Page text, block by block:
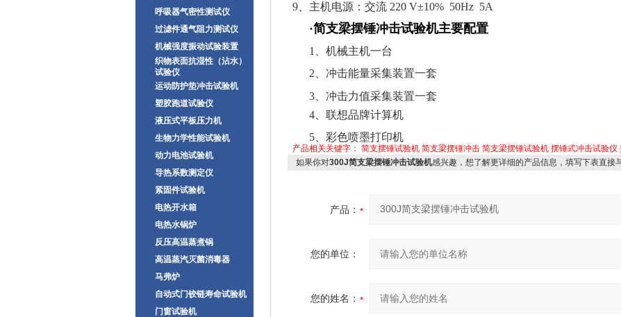
呼吸器气密性测试仪
过滤件通气阻力测试仪
机械强度振动试验装置
织物表面抗湿性（沾水）
试验仪
运动防护垫冲击试验机
塑胶跑道试验仪
液压式平板压力机
生物力学性能试验机
动力电池试验机
导热系数测定仪
紧固件试验机
电热开水箱
电热水锅炉
反压高温蒸煮锅
高温蒸汽灭菌消毒器
马弗炉
自动式门铰链寿命试验机
门窗试验机
9、主机电源：交流 220 V±10% 50Hz 5A
·简支梁摆锤冲击试验机主要配置
1、机械主机一台
2、冲击能量采集装置一套
3、冲击力值采集装置一套
4、联想品牌计算机
5、彩色喷墨打印机
产品相关关键字： 简支摆锤试验机 简支梁摆锤冲击 简支梁摆锤试验机 摆锤式冲击试验仪
如果你对300J简支梁摆锤冲击试验机感兴趣，想了解更详细的产品信息，填写下表直接
产品：
您的单位：
您的姓名：